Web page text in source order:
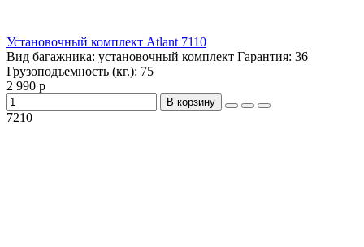
Установочный комплект Atlant 7110
Вид багажника: установочный комплект Гарантия: 36
Грузоподъемность (кг.): 75
2 990 р
В корзину
7210